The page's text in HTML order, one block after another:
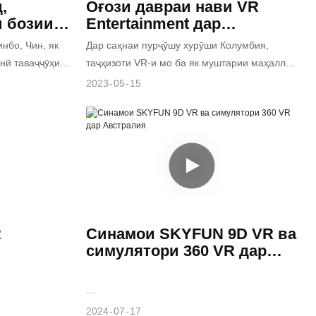
бозии
Чин
ро ба
Чин, як
таваҷҷӯҳи
боғи
билярд
меоранд. Яке
Room
Оғози давраи нави VR
Entertainment дар
Колумбия
Дар саҳнаи пурҷӯшу хурӯши Колумбия,
таҷҳизоти VR-и мо ба як муштарии маҳаллӣ,
ки майдончаҳои бозии дарунӣ ва беруниро
овард.
2023 05 15
Синамои SKYFUN 9D VR ва
симулятори 360 VR дар
Ин муштарии австралиягӣ аз замони
2024 07 17